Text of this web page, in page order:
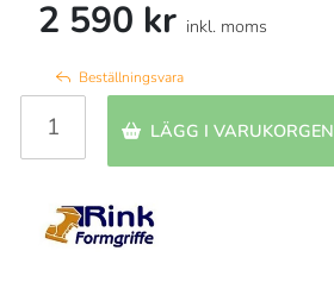
2 590 kr inkl. moms
Beställningsvara
LÄGG I VARUKORGEN